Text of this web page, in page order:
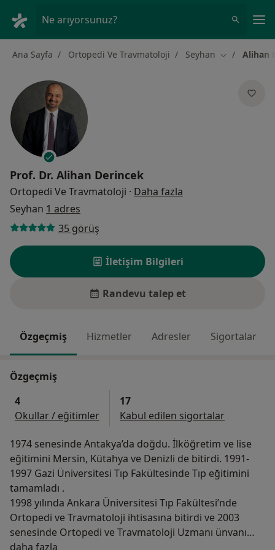
Ne arıyorsunuz?
Ana Sayfa Ortopedi Ve Travmatoloji Seyhan Şehir değiştir
Alihan
Prof. Dr. Alihan Derincek
Ortopedi Ve Travmatoloji · Daha fazla
Seyhan 1 adres
35 görüş
İletişim Bilgileri
Randevu talep et
Özgeçmiş Hizmetler Adresler Sigortalar
Özgeçmiş
4
Okullar / eğitimler
17
Kabul edilen sigortalar
1974 senesinde Antakya’da doğdu. İlköğretim ve lise
eğitimini Mersin, Kütahya ve Denizli de bitirdi. 1991-
1997 Gazi Üniversitesi Tıp Fakültesinde Tıp eğitimini
tamamladı .
1998 yılında Ankara Üniversitesi Tıp Fakültesi’nde
Ortopedi ve Travmatoloji ihtisasına bitirdi ve 2003
senesinde Ortopedi ve Travmatoloji Uzmanı ünvanı
aldı.
daha fazla